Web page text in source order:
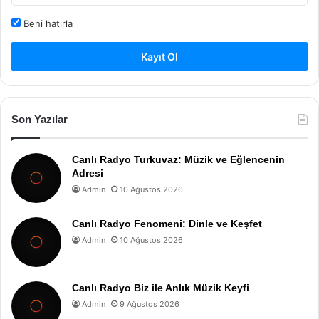
Beni hatırla
Kayıt Ol
Son Yazılar
Canlı Radyo Turkuvaz: Müzik ve Eğlencenin
Adresi
Admin 10 Ağustos 2026
Canlı Radyo Fenomeni: Dinle ve Keşfet
Admin 10 Ağustos 2026
Canlı Radyo Biz ile Anlık Müzik Keyfi
Admin 9 Ağustos 2026